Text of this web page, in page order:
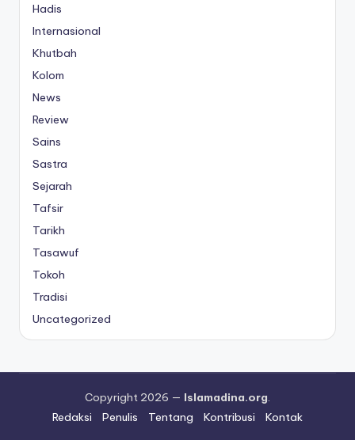
Hadis
Internasional
Khutbah
Kolom
News
Review
Sains
Sastra
Sejarah
Tafsir
Tarikh
Tasawuf
Tokoh
Tradisi
Uncategorized
Copyright 2026 — Islamadina.org.
Redaksi
Penulis Tentang Kontribusi Kontak